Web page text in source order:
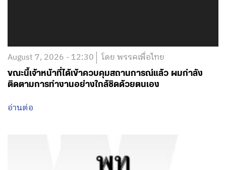
August 7, 2026 - 12:30 โดย พรรคเพื่อไทย
ขณะนี้เจ้าหน้าที่ได้เข้าควบคุมสถานการณ์แล้ว ผมกำลัง
ติดตามการทำงานอย่างใกล้ชิดด้วยตนเอง
อ่านต่อ